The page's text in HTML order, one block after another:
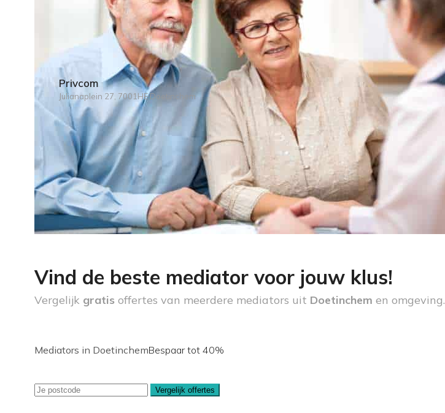
Privcom
Julianaplein 27, 7001HE Doetinchem
Vind de beste mediator voor jouw klus!
Vergelijk gratis offertes van meerdere mediators uit Doetinchem en omgeving.
Mediators in DoetinchemBespaar tot 40%
Vergelijk offertes